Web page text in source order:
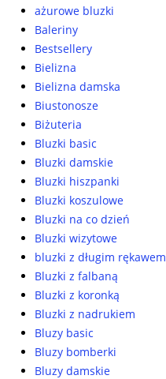
ażurowe bluzki
Baleriny
Bestsellery
Bielizna
Bielizna damska
Biustonosze
Biżuteria
Bluzki basic
Bluzki damskie
Bluzki hiszpanki
Bluzki koszulowe
Bluzki na co dzień
Bluzki wizytowe
bluzki z długim rękawem
Bluzki z falbaną
Bluzki z koronką
Bluzki z nadrukiem
Bluzy basic
Bluzy bomberki
Bluzy damskie